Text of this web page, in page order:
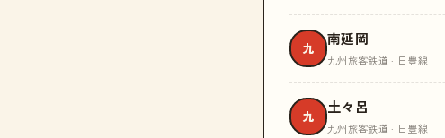
九
南延岡
九州旅客鉄道 · 日豊線
九
土々呂
九州旅客鉄道 · 日豊線